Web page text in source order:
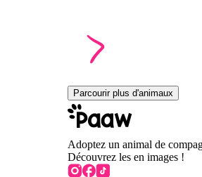
Parcourir plus d'animaux
Adoptez un animal de
Découvrez les en images !